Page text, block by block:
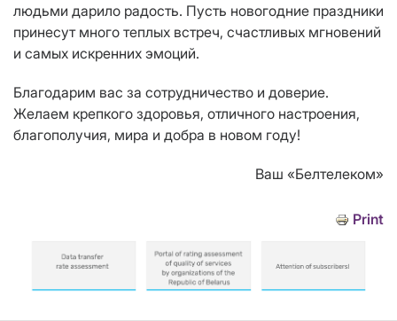
людьми дарило радость. Пусть новогодние праздники
принесут много теплых встреч, счастливых мгновений
и самых искренних эмоций.
Благодарим вас за сотрудничество и доверие.
Желаем крепкого здоровья, отличного настроения,
благополучия, мира и добра в новом году!
Ваш «Белтелеком»
Print